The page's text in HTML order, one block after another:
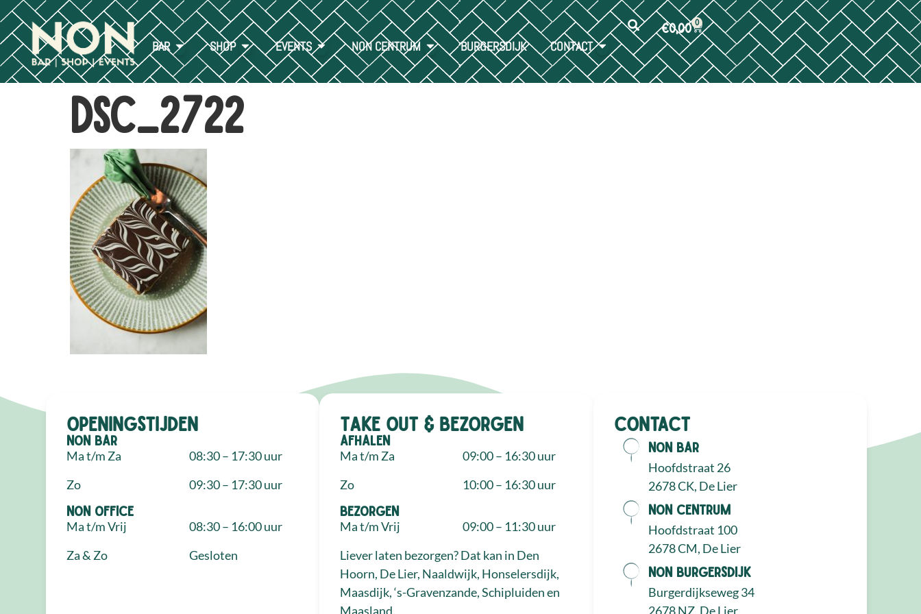
BAR SHOP EVENTS NON CENTRUM BURGERSDIJK CONTACT
€0,00 0
DSC_2722
Openingstijden
NON Bar
Ma t/m Za
Zo
08:30 – 17:30 uur
09:30 – 17:30 uur
NON Office
Ma t/m Vrij
Za & Zo
08:30 – 16:00 uur
Gesloten
Take out & bezorgen
Afhalen
Ma t/m Za
Zo
09:00 – 16:30 uur
10:00 – 16:30 uur
Bezorgen
Ma t/m Vrij
09:00 – 11:30 uur
Liever laten bezorgen? Dat kan in Den
Hoorn, De Lier, Naaldwijk, Honselersdijk,
Maasdijk, ‘s-Gravenzande, Schipluiden en
Maasland.
Contact
NON Bar
Hoofdstraat 26
2678 CK, De Lier
NON Centrum
Hoofdstraat 100
2678 CM, De Lier
NON Burgersdijk
Burgerdijkseweg 34
2678 NZ, De Lier